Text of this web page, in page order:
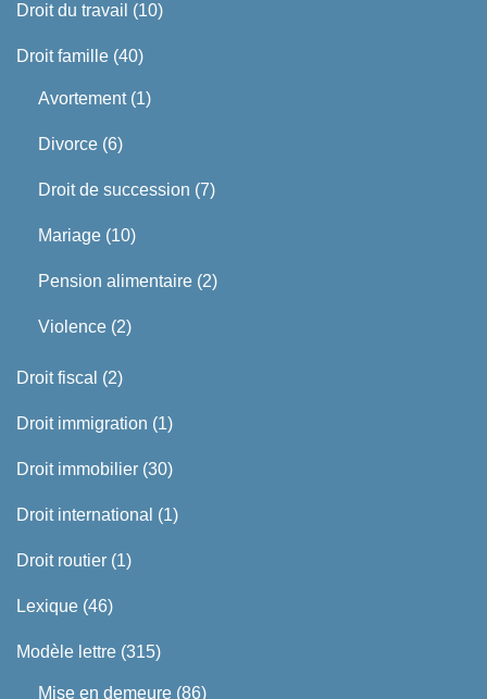
Droit du travail (10)
Droit famille (40)
Avortement(1)
Divorce (6)
Droit de succession (7)
Mariage (10)
Pension alimentaire (2)
Violence (2)
Droit fiscal (2)
Droit immigration (1)
Droit immobilier (30)
Droit international (1)
Droit routier (1)
Lexique (46)
Modèle lettre (315)
Mise en demeure (86)